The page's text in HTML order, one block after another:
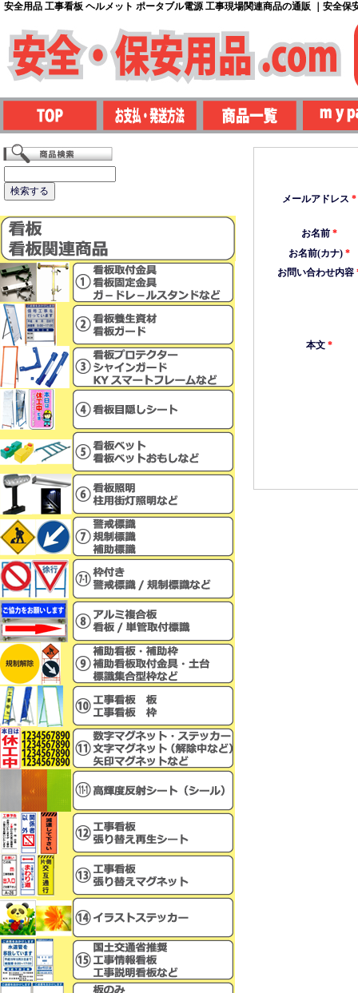
安全用品 工事看板 ヘルメット ポータブル電源 工事現場関連商品の通販 ｜安全保
メールアドレス *
お名前*
お名前(カナ)*
お問い合わせ内容
本文*